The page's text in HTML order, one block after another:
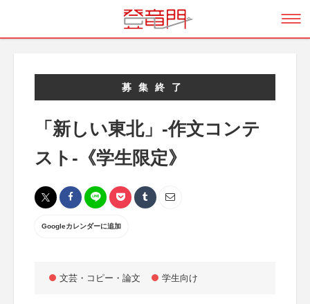
募集終了
「新しい東北」-作文コンテ
スト-《学生限定》
Googleカレンダーに追加
文芸・コピー・論文 学生向け